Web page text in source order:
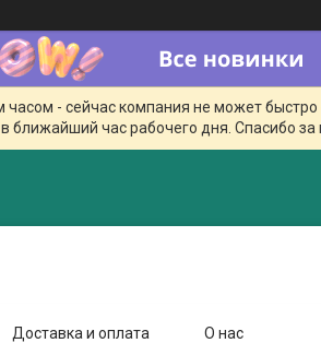
часом - сейчас компания не может
ближайший час рабочего дня. Спасибо
Доставка и оплата О нас